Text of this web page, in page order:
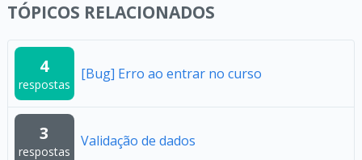
TÓPICOS RELACIONADOS
4
respostas
[Bug] Erro ao entrar no curso
3
respostas
Validação de dados